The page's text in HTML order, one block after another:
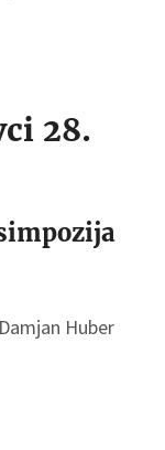
28.
Huber